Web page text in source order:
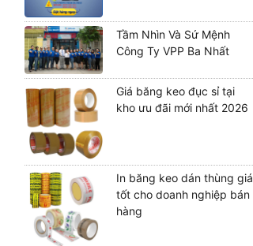
Tầm Nhìn Và Sứ Mệnh
Công Ty VPP Ba Nhất
Giá băng keo đục sỉ tại
kho ưu đãi mới nhất 2026
In băng keo dán thùng giá
tốt cho doanh nghiệp bán
hàng